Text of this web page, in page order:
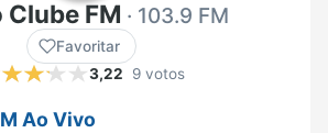
Clube FM · 103.9 FM
Favoritar
3,22
9 votos
Ao Vivo